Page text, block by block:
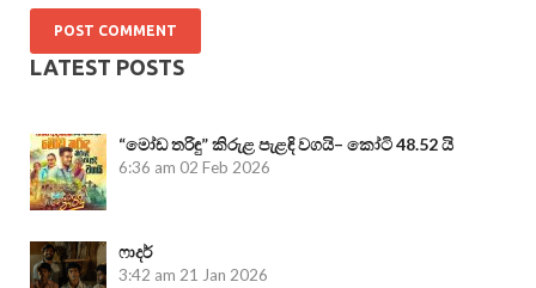
LATEST POSTS
“මෝඩ තරිඳු” කිරුළ පැළඳි වගයි– කෝටි 48.52 යි
6:36 am 02 Feb 2026
ෆාදර්
3:42 am 21 Jan 2026